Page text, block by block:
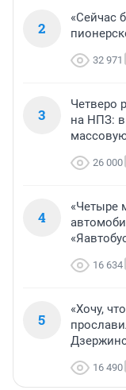
2
«Сейчас
32 971
3
Четверо
на НПЗ:
26 000
4
«Четыре
16 634
5
«Хочу,
16 490